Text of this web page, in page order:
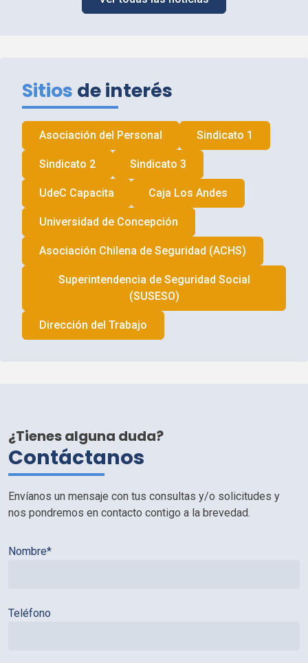
Sitios de interés
Asociación del Personal Sindicato 1
Sindicato 2 Sindicato 3
UdeC Capacita Caja Los Andes
Universidad de Concepción
Asociación Chilena de Seguridad (ACHS)
Superintendencia de Seguridad Social
(SUSESO)
Dirección del Trabajo
¿Tienes alguna duda?
Contáctanos
Envíanos un mensaje con tus consultas y/o solicitudes y
nos pondremos en contacto contigo a la brevedad.
Nombre*
Teléfono